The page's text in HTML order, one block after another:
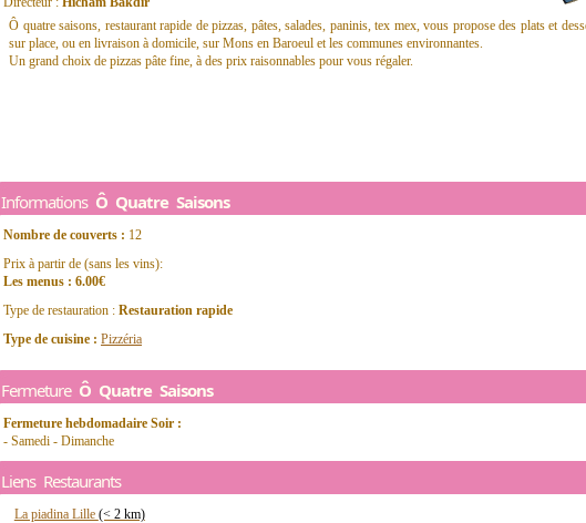
Ô quatre saisons, restaurant rapide de pizzas, pâtes, salades, paninis, tex mex, vous propose des plats et
sur place, ou en livraison à domicile, sur Mons en Baroeul et les communes environnantes.
Un grand choix de pizzas pâte fine, à des prix raisonnables pour vous régaler.
Informations Ô Quatre Saisons
Nombre de couverts : 12
Prix à partir de (sans les vins):
Les menus : 6.00€
Type de restauration : Restauration rapide
Type de cuisine : Pizzéria
Fermeture Ô Quatre Saisons
Fermeture hebdomadaire Soir :
- Samedi - Dimanche
Liens Restaurants
La piadina Lille (< 2 km)